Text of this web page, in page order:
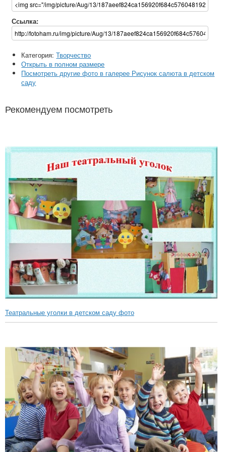
Ссылка:
Категория:Творчество
Открыть в полном размере
Посмотреть другие фото в галерее Рисунок салюта в детском
саду
Рекомендуем посмотреть
Театральные уголки в детском саду фото